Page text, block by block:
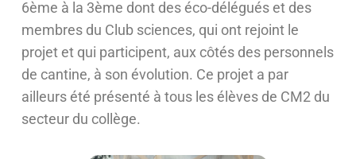
6ème à la 3ème dont des éco-délégués et des
membres du Club sciences, qui ont rejoint le
projet et qui participent, aux côtés des personnels
de cantine, à son évolution. Ce projet a par
ailleurs été présenté à tous les élèves de CM2 du
secteur du collège.